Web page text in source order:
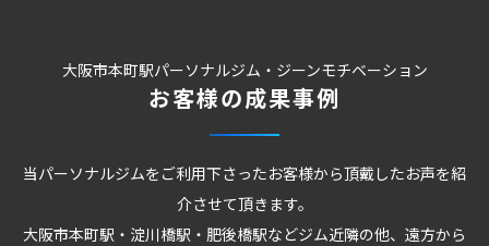
大阪市本町駅パーソナルジム・ジーンモチベーション
お客様の成果事例
当パーソナルジムをご利用下さったお客様から頂戴したお声を紹
介させて頂きます。
大阪市本町駅・淀川橋駅・肥後橋駅などジム近隣の他、遠方から